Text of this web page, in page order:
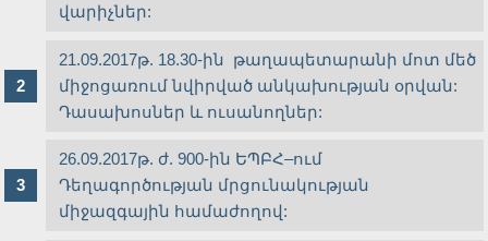
վարիչներ:
21.09.2017թ. 18.30-ին թաղապետարանի մոտ մեծ
միջոցառում նվիրված անկախության օրվան:
Դասախոսներ և ուսանողներ:
26.09.2017թ. ժ. 900-ին ԵՊԲՀ–ում
Դեղագործության մրցունակության
միջազգային համաժողով: